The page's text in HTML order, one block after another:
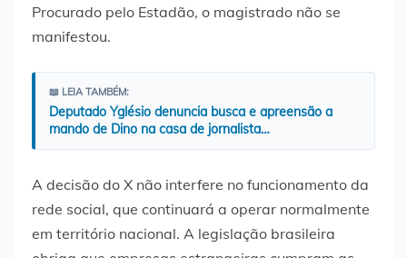
Procurado pelo Estadão, o magistrado não se
manifestou.
📖 LEIA TAMBÉM:
Deputado Yglésio denuncia busca e apreensão a
mando de Dino na casa de jornalista…
A decisão do X não interfere no funcionamento da
rede social, que continuará a operar normalmente
em território nacional. A legislação brasileira